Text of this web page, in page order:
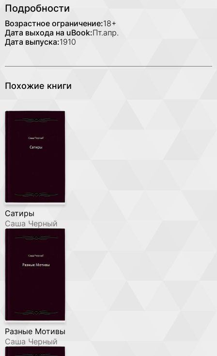
Подробности
Возрастное ограничение:18+
Дата выхода на uBook:Пт.апр.
Дата выпуска:1910
Похожие книги
Сатиры
Саша Черный
Разные Мотивы
Саша Черный